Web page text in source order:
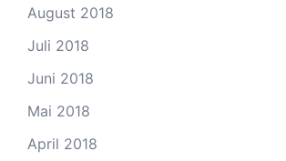
August 2018
Juli 2018
Juni 2018
Mai 2018
April 2018